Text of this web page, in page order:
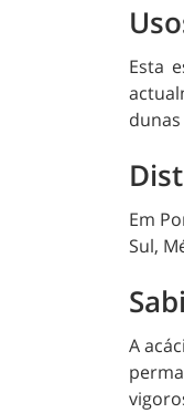
Esta
Em
Sul,
A